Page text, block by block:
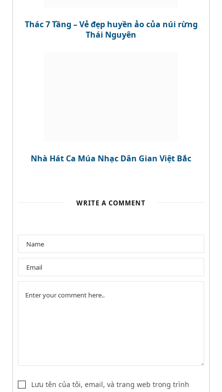
Thác 7 Tầng – Vẻ đẹp huyền ảo của núi rừng
Thái Nguyên
Nhà Hát Ca Múa Nhạc Dân Gian Việt Bắc
WRITE A COMMENT
Lưu tên của tôi, email, và trang web trong trình